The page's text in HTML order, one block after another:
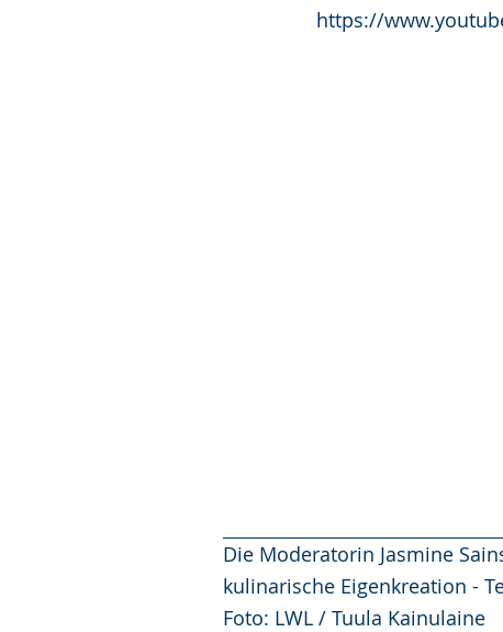
https://
Die Moderatorin Jasmine
kulinarische Eigenkreation -
Foto: LWL / Tuula Kainulaine